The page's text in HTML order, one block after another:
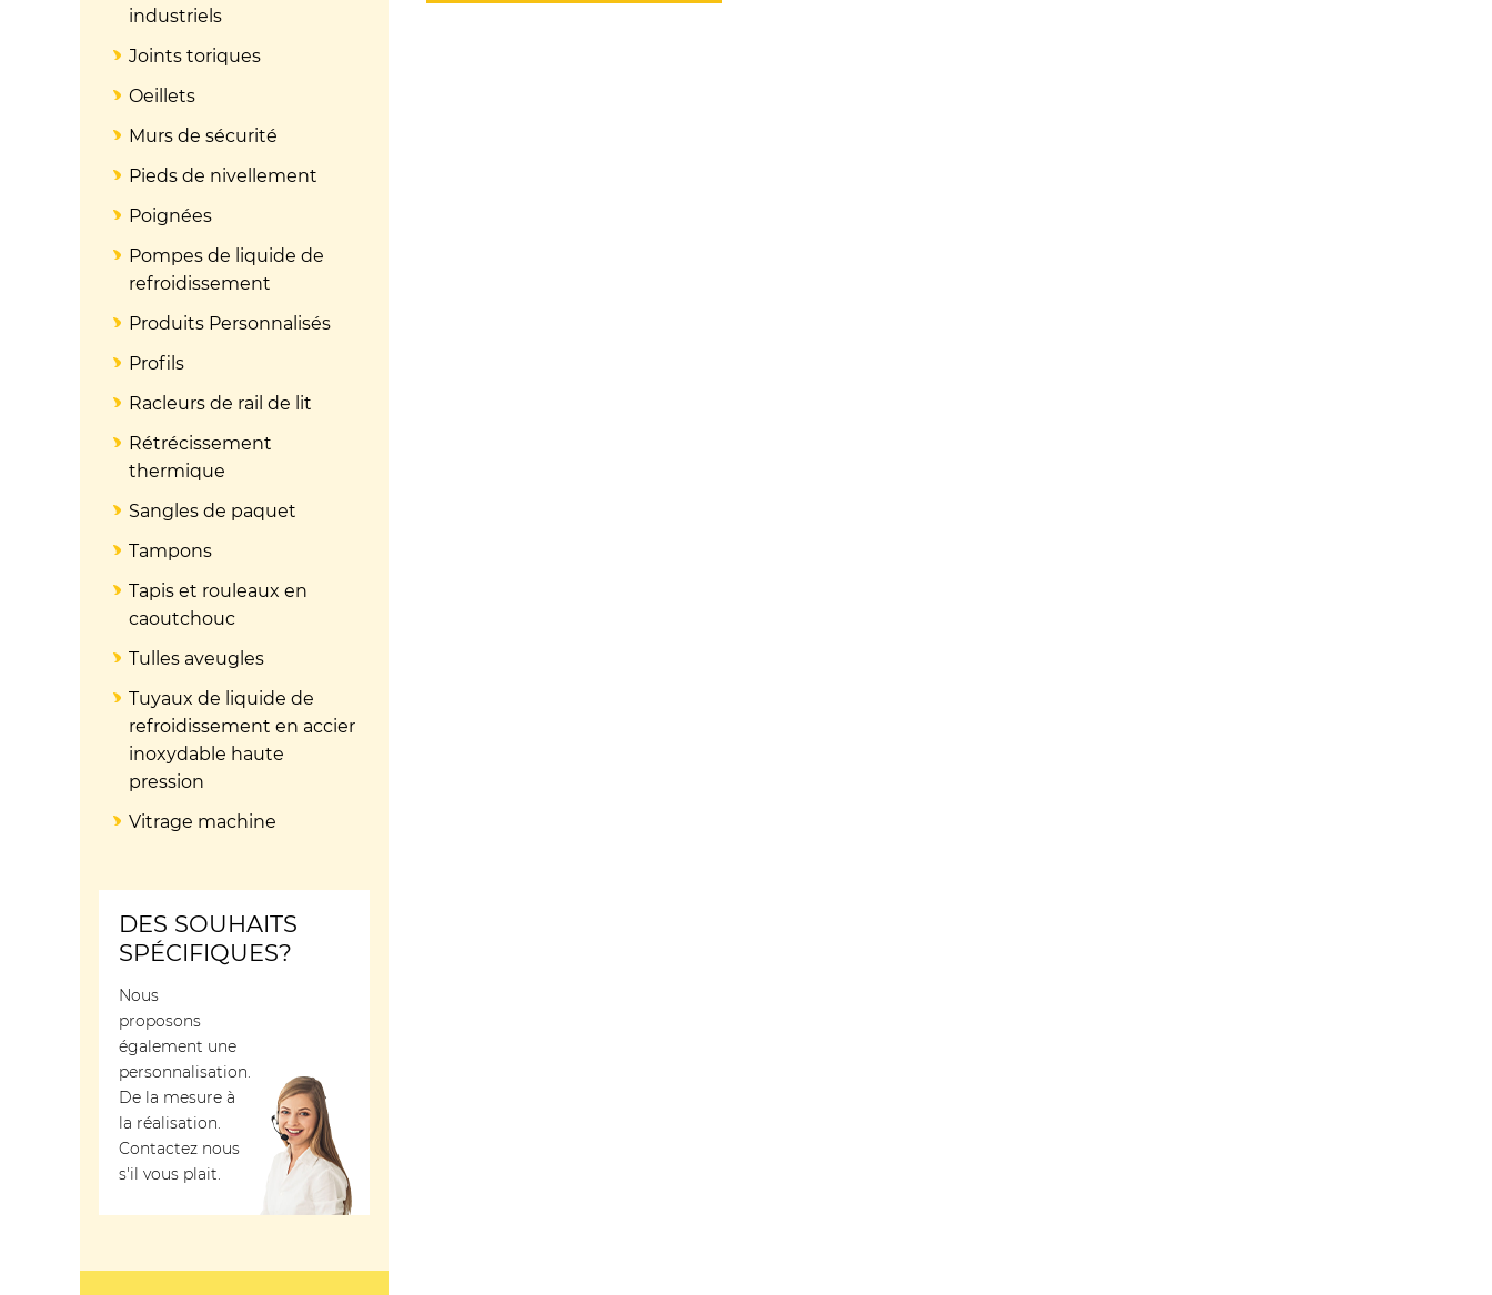
industriels
Joints toriques
Oeillets
Murs de sécurité
Pieds de nivellement
Poignées
Pompes de liquide de
refroidissement
Produits Personnalisés
Profils
Racleurs de rail de lit
Rétrécissement
thermique
Sangles de paquet
Tampons
Tapis et rouleaux en
caoutchouc
Tulles aveugles
Tuyaux de liquide de
refroidissement en accier
inoxydable haute
pression
Vitrage machine
DES SOUHAITS
SPÉCIFIQUES?
Nous
proposons
également une
personnalisation.
De la mesure à
la réalisation.
Contactez nous
s'il vous plait.